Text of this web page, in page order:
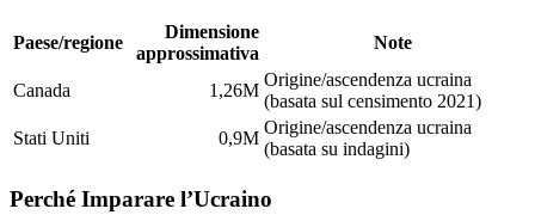
Paese/regione
Dimensione
approssimativa
Note
Canada 1,26M
Origine/ascendenza ucraina
(basata sul censimento 2021)
Stati Uniti
0,9M
Origine/ascendenza ucraina
(basata su indagini)
Perché Imparare l’Ucraino